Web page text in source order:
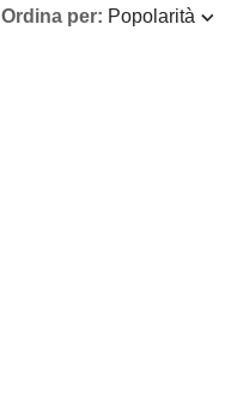
Ordina per: Popolarità